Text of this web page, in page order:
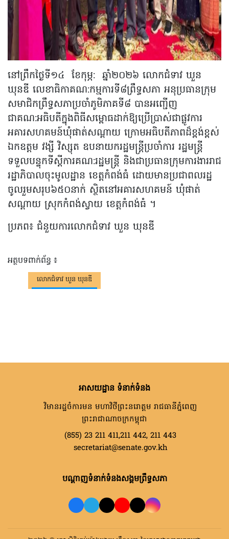
នៅព្រឹកថ្ងៃទី១៤ ខែកុម្ភ: ឆ្នាំ២០២៦ លោកជំទាវ ឃួន
ឃុនឌី លេខាធិកាគណ:កម្មការទី៨ព្រឹទ្ធសភា អនុប្រធានក្រុម
សមាជិកព្រឹទ្ធសភាប្រចាំភូមិភាគទី៨ បានអញ្ជើញ
ជាគណ:អធិបតីក្នុងពិធីសម្ពោធដាក់ឱ្យប្រើប្រាស់ជាផ្លូវការ
អគារសហគមន៍ឃុំផាត់សណ្តាយ ក្រោមអធិបតីភាពដ៏ខ្ពង់ខ្ពស់
ឯកឧត្តម វង្សី វិស្សុត ឧបនាយករដ្ឋមន្ត្រីប្រចាំការ រដ្ឋមន្ត្រី
ទទួលបន្ទុកទីស្តីការគណ:រដ្ឋមន្ត្រី និងជាប្រធានក្រុមការងាររាជ
រដ្ឋាភិបាលចុះមូលដ្ឋាន ខេត្តកំពង់ធំ ដោយមានប្រជាពលរដ្ឋ
ចូលរួមសរុប៦៥០នាក់ ស្ថិតនៅអគារសហគមន៍ ឃុំផាត់
សណ្តាយ ស្រុកកំពង់ស្វាយ ខេត្តកំពង់ធំ ។
ប្រភព៖ ជំនួយ​ការ​លោក​ជំទាវ ឃួន ឃុនឌី
អត្ថបទពាក់ព័ន្ធ ៖
លោកជំទាវ ឃួន ឃុនឌី
អាសយដ្ឋាន ទំនាក់ទំនង
វិមានរដ្ឋចំការមន មហាវិថីព្រះនរោត្តម រាជធានីភ្នំពេញ
ព្រះរាជាណាចក្រកម្ពុជា
(855) 23 211 411,211 442, 211 443
secretariat@senate.gov.kh
បណ្តាញទំនាក់ទំនងសង្គមព្រឹទ្ធសភា